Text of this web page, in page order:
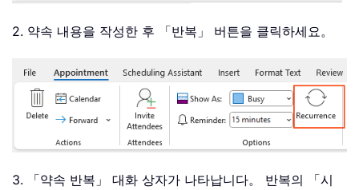
2. 약속 내용을 작성한 후 「반복」 버튼을 클릭하세요。
3. 「약속 반복」 대화 상자가 나타납니다。 반복의 「시